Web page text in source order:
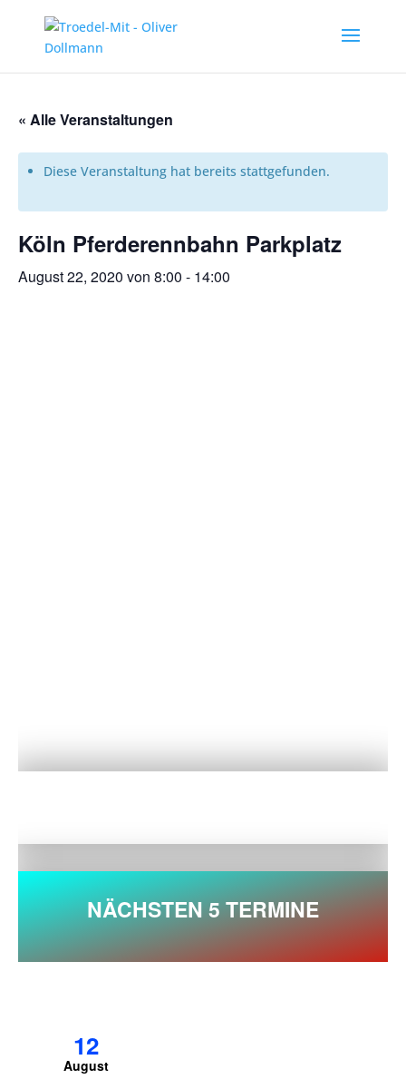
« Alle Veranstaltungen
Diese Veranstaltung hat bereits stattgefunden.
Köln Pferderennbahn Parkplatz
August 22, 2020 von 8:00 - 14:00
NÄCHSTEN 5 TERMINE
12
August